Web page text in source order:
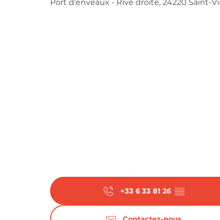
Port d'enveaux - Rive droite, 24220 Saint-
+33 6 33 81 26 ▒▒